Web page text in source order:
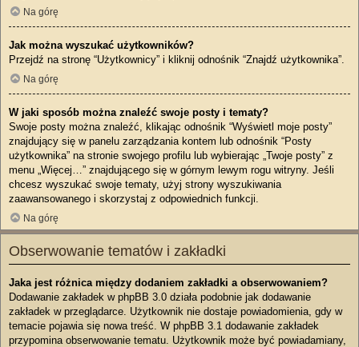
Na górę
Jak można wyszukać użytkowników?
Przejdź na stronę “Użytkownicy” i kliknij odnośnik “Znajdź użytkownika”.
Na górę
W jaki sposób można znaleźć swoje posty i tematy?
Swoje posty można znaleźć, klikając odnośnik “Wyświetl moje posty”
znajdujący się w panelu zarządzania kontem lub odnośnik “Posty
użytkownika” na stronie swojego profilu lub wybierając „Twoje posty” z
menu „Więcej…” znajdującego się w górnym lewym rogu witryny. Jeśli
chcesz wyszukać swoje tematy, użyj strony wyszukiwania
zaawansowanego i skorzystaj z odpowiednich funkcji.
Na górę
Obserwowanie tematów i zakładki
Jaka jest różnica między dodaniem zakładki a obserwowaniem?
Dodawanie zakładek w phpBB 3.0 działa podobnie jak dodawanie
zakładek w przeglądarce. Użytkownik nie dostaje powiadomienia, gdy w
temacie pojawia się nowa treść. W phpBB 3.1 dodawanie zakładek
przypomina obserwowanie tematu. Użytkownik może być powiadamiany,